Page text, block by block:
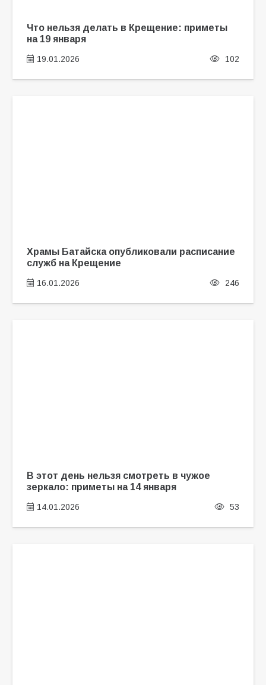
Что нельзя делать в Крещение: приметы
на 19 января
19.01.2026 102
Храмы Батайска опубликовали расписание
служб на Крещение
16.01.2026 246
В этот день нельзя смотреть в чужое
зеркало: приметы на 14 января
14.01.2026 53